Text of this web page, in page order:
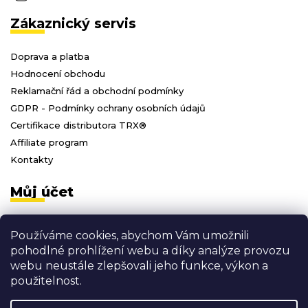
Používáme cookies, abychom Vám umožnili
pohodlné prohlížení webu a díky analýze provozu
webu neustále zlepšovali jeho funkce, výkon a
použitelnost.
Zákaznický servis
Doprava a platba
Hodnocení obchodu
Reklamační řád a obchodní podmínky
GDPR - Podmínky ochrany osobních údajů
Certifikace distributora TRX®
Affiliate program
Kontakty
Můj účet
Registrace
Moje objednávky
Odhlásit se